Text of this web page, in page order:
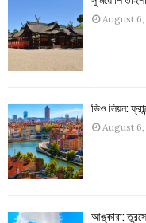
August
ভিও লিয়ন:
August
আঙ্কারা: